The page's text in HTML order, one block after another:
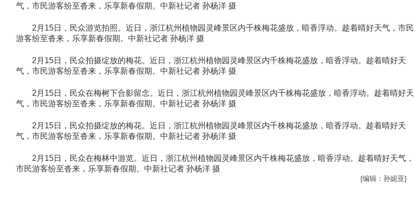
气，市民游客纷至沓来，乐享新春假期。中新社记者 孙杨洋 摄
2月15日，民众游览拍照。近日，浙江杭州植物园灵峰景区内千株梅花盛放，暗香浮动。趁着晴好天气，市民
游客纷至沓来，乐享新春假期。中新社记者 孙杨洋 摄
2月15日，民众拍摄绽放的梅花。近日，浙江杭州植物园灵峰景区内千株梅花盛放，暗香浮动。趁着晴好天
气，市民游客纷至沓来，乐享新春假期。中新社记者 孙杨洋 摄
2月15日，民众在梅树下合影留念。近日，浙江杭州植物园灵峰景区内千株梅花盛放，暗香浮动。趁着晴好天
气，市民游客纷至沓来，乐享新春假期。中新社记者 孙杨洋 摄
2月15日，民众拍摄绽放的梅花。近日，浙江杭州植物园灵峰景区内千株梅花盛放，暗香浮动。趁着晴好天
气，市民游客纷至沓来，乐享新春假期。中新社记者 孙杨洋 摄
2月15日，民众在梅林中游览。近日，浙江杭州植物园灵峰景区内千株梅花盛放，暗香浮动。趁着晴好天气，
市民游客纷至沓来，乐享新春假期。中新社记者 孙杨洋 摄
[编辑：孙妮亚]